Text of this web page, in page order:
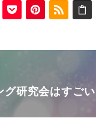
研究会はすごい